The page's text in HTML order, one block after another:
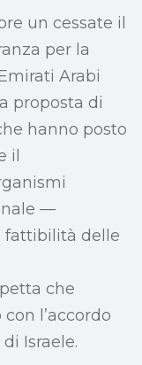
un cessate il
per la
Arabi
proposta di
hanno posto
il
—
fattibilità delle
che
l’accordo
Israele.